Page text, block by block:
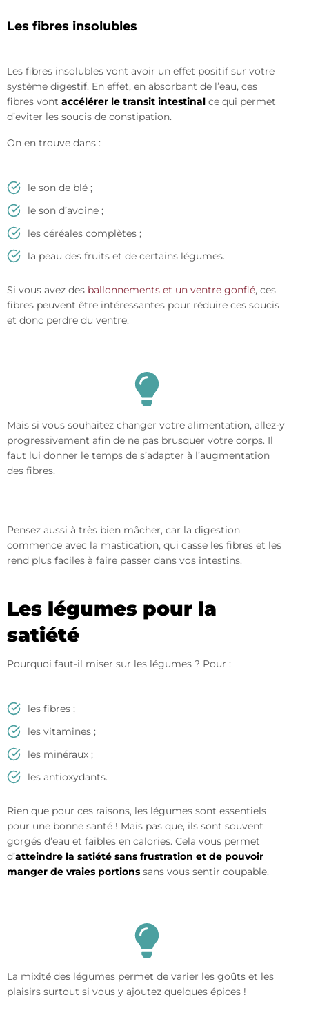
Les fibres insolubles
Les fibres insolubles vont avoir un effet positif sur votre
système digestif. En effet, en absorbant de l’eau, ces
fibres vont accélérer le transit intestinal ce qui permet
d’eviter les soucis de constipation.
On en trouve dans :
le son de blé ;
le son d’avoine ;
les céréales complètes ;
la peau des fruits et de certains légumes.
Si vous avez des ballonnements et un ventre gonflé, ces
fibres peuvent être intéressantes pour réduire ces soucis
et donc perdre du ventre.
Mais si vous souhaitez changer votre alimentation, allez-y
progressivement afin de ne pas brusquer votre corps. Il
faut lui donner le temps de s’adapter à l’augmentation
des fibres.
Pensez aussi à très bien mâcher, car la digestion
commence avec la mastication, qui casse les fibres et les
rend plus faciles à faire passer dans vos intestins.
Les légumes pour la
satiété
Pourquoi faut-il miser sur les légumes ? Pour :
les fibres ;
les vitamines ;
les minéraux ;
les antioxydants.
Rien que pour ces raisons, les légumes sont essentiels
pour une bonne santé ! Mais pas que, ils sont souvent
gorgés d’eau et faibles en calories. Cela vous permet
d’atteindre la satiété sans frustration et de pouvoir
manger de vraies portions sans vous sentir coupable.
La mixité des légumes permet de varier les goûts et les
plaisirs surtout si vous y ajoutez quelques épices !